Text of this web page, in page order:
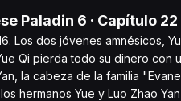
Paladin 6 · Capítulo 22
Los dos jóvenes amnésicos,
Qi pierda todo su dinero con
la cabeza de la familia
hermanos Yue y Luo Zhao